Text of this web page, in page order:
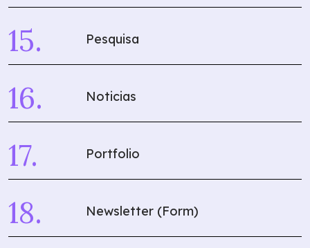
Pesquisa
Noticias
Portfolio
Newsletter (Form)